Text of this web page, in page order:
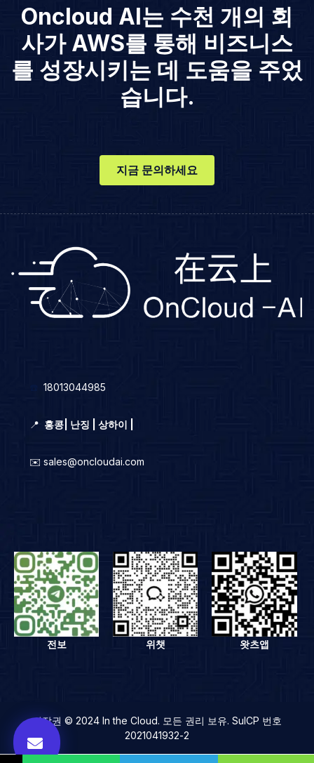
Oncloud AI는 수천 개의 회
사가 AWS를 통해 비즈니스
를 성장시키는 데 도움을 주었
습니다.
지금 문의하세요
18013044985
📍 홍콩 난징 | 상하이 |
✉️ sales@oncloudai.com
전보 위챗 왓츠앱
저작권 © 2024 In the Cloud. 모든 권리 보유. SuICP 번호
2021041932-2